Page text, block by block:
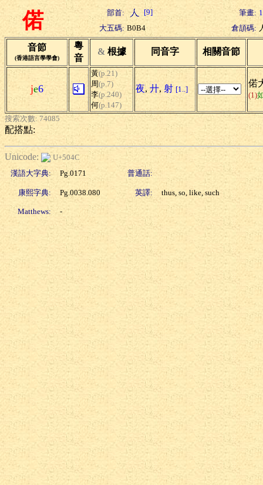
偌 部首: [9] 筆畫:
大五碼: B0B4 倉頡碼:
音節
(香港語言學學會)
粵
音
& 根據 同音字 相關音節
je6
黃(p.21)
周(p.7)
李(p.240)
何(p.147)
夜, 廾, 射 [1..]
偌
(1)
搜索次數: 74085
配搭點:
Unicode:
U+504C
漢語大字典:
Pg.0171 普通話:
康熙字典: Pg.0038.080 英譯: thus, so, like, such
Matthews: -